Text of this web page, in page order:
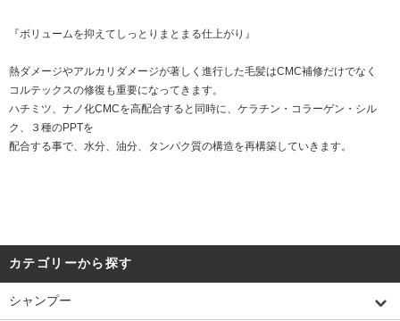
『ボリュームを抑えてしっとりまとまる仕上がり』
熱ダメージやアルカリダメージが著しく進行した毛髪はCMC補修だけでなく
コルテックスの修復も重要になってきます。
ハチミツ、ナノ化CMCを高配合すると同時に、ケラチン・コラーゲン・シル
ク、３種のPPTを
配合する事で、水分、油分、タンパク質の構造を再構築していきます。
カテゴリーから探す
シャンプー